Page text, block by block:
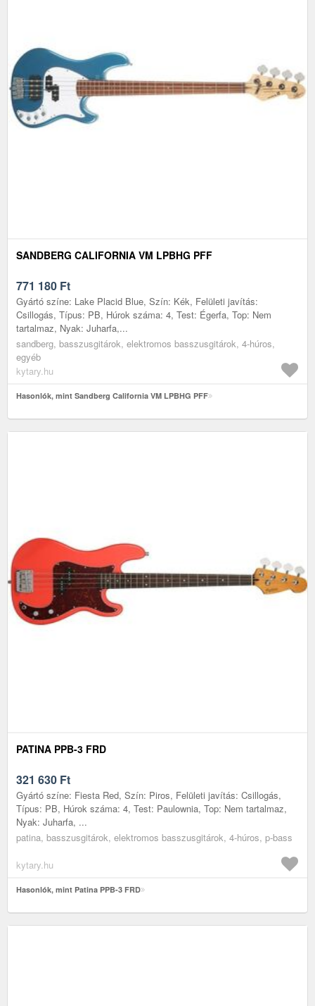
SANDBERG CALIFORNIA VM LPBHG PFF
771 180 Ft
Gyártó színe: Lake Placid Blue, Szín: Kék, Felületi javítás:
Csillogás, Típus: PB, Húrok száma: 4, Test: Égerfa, Top: Nem
tartalmaz, Nyak: Juharfa,...
sandberg, basszusgitárok, elektromos basszusgitárok, 4-húros,
egyéb
kytary.hu
Hasonlók, mint Sandberg California VM LPBHG PFF
PATINA PPB-3 FRD
321 630 Ft
Gyártó színe: Fiesta Red, Szín: Piros, Felületi javítás: Csillogás,
Típus: PB, Húrok száma: 4, Test: Paulownia, Top: Nem tartalmaz,
Nyak: Juharfa, ...
patina, basszusgitárok, elektromos basszusgitárok, 4-húros, p-bass
kytary.hu
Hasonlók, mint Patina PPB-3 FRD